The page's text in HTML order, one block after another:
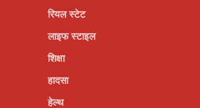
रियल स्टेट
लाइफ स्टाइल
शिक्षा
हादसा
हेल्थ